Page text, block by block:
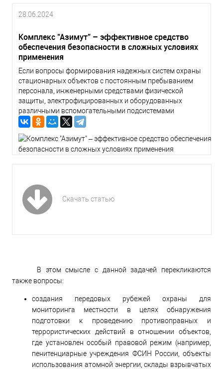
28.06.2024
Комплекс "Азимут" – эффективное средство
обеспечения безопасности в сложных условиях
применения
Если вопросы формирования надежных систем охраны
стационарных объектов с постоянным пребыванием
персонала, инженерными средствами физической
защиты, электрофицированных и оборудованных
различными вспомогательными подсистемами
(видеонаблюдения, тревожной сигнализации,
Скачать статью
В этом смысле с данной задачей перекликаются
также вопросы:
создания передовых рубежей охраны для
мониторинга местности в целях обнаружения
подготовки к проведению противоправных и
террористических действий в отношении объектов,
где установлен особый правовой режим (например,
пенитенциарные учреждения ФСИН России, объекты
использования атомной энергии, склады взрывчатых